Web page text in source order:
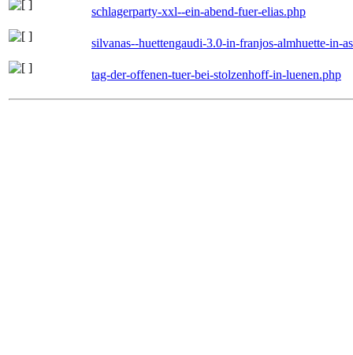
schlagerparty-xxl--ein-abend-fuer-elias.php
silvanas--huettengaudi-3.0-in-franjos-almhuette-in-
tag-der-offenen-tuer-bei-stolzenhoff-in-luenen.php